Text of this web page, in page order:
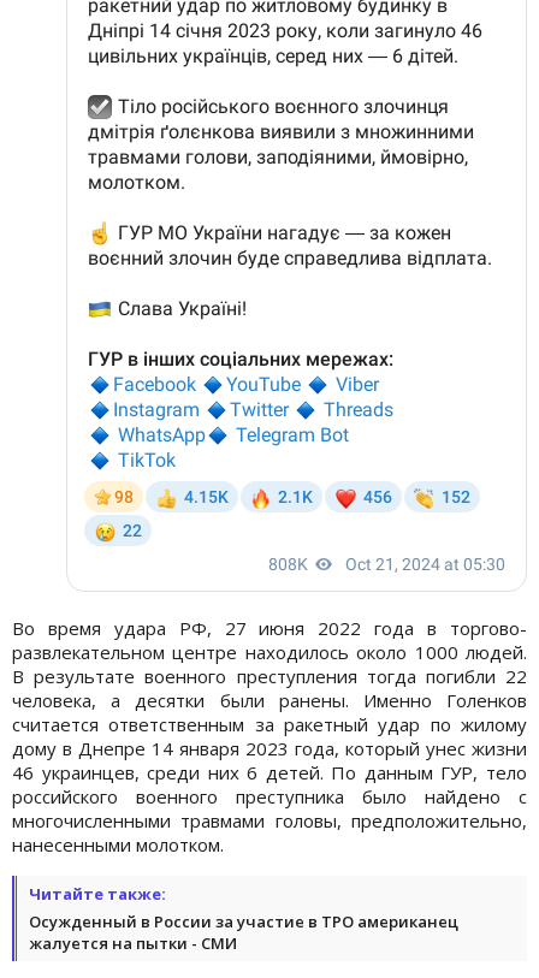
Во время удара РФ, 27 июня 2022 года в торгово-
развлекательном центре находилось около 1000 людей.
В результате военного преступления тогда погибли 22
человека, а десятки были ранены. Именно Голенков
считается ответственным за ракетный удар по жилому
дому в Днепре 14 января 2023 года, который унес жизни
46 украинцев, среди них 6 детей. По данным ГУР, тело
российского военного преступника было найдено с
многочисленными травмами головы, предположительно,
нанесенными молотком.
Читайте также:
Осужденный в России за участие в ТРО американец
жалуется на пытки - СМИ